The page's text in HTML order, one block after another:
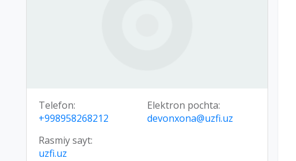
Telefon:
+998958268212
Elektron pochta:
devonxona@uzfi.uz
Rasmiy sayt:
uzfi.uz